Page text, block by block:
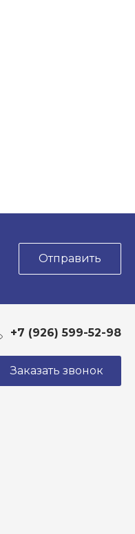
Отправить
+7 (926) 599-52-98
Заказать звонок